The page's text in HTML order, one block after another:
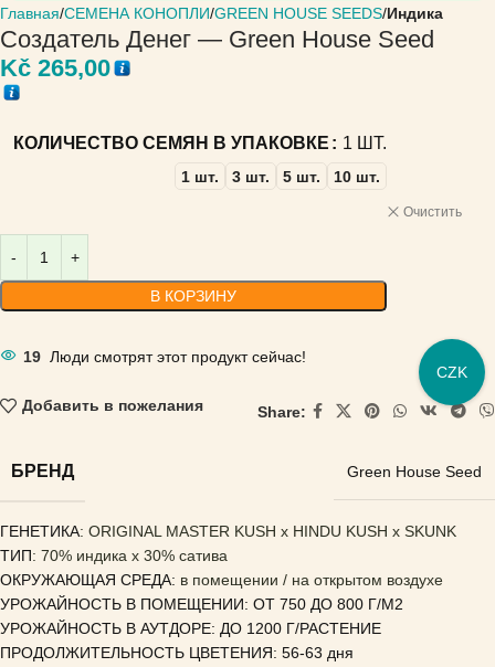
Главная СЕМЕНА КОНОПЛИ GREEN HOUSE SEEDS Индика
Создатель Денег — Green House Seed
Kč 265,00
КОЛИЧЕСТВО СЕМЯН В УПАКОВКЕ 1 ШТ.
1 шт. 3 шт. 5 шт. 10 шт.
Очистить
В КОРЗИНУ
19 Люди смотрят этот продукт сейчас!
Добавить в пожелания Share:
БРЕНД Green House Seed
ГЕНЕТИКА: ORIGINAL MASTER KUSH x HINDU KUSH x SKUNK
ТИП: 70% индика x 30% сатива
ОКРУЖАЮЩАЯ СРЕДА: в помещении / на открытом воздухе
УРОЖАЙНОСТЬ В ПОМЕЩЕНИИ: ОТ 750 ДО 800 Г/М2
УРОЖАЙНОСТЬ В АУТДОРЕ: ДО 1200 Г/РАСТЕНИЕ
ПРОДОЛЖИТЕЛЬНОСТЬ ЦВЕТЕНИЯ: 56-63 дня
CZK